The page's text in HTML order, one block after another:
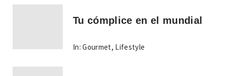
Tu cómplice en el mundial
In: Gourmet, Lifestyle